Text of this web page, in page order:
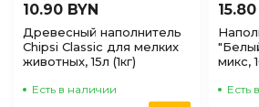
10.90 BYN
Древесный наполнитель
Chipsi Classic для мелких
животных, 15л (1кг)
Есть в наличии
микс,
Есть